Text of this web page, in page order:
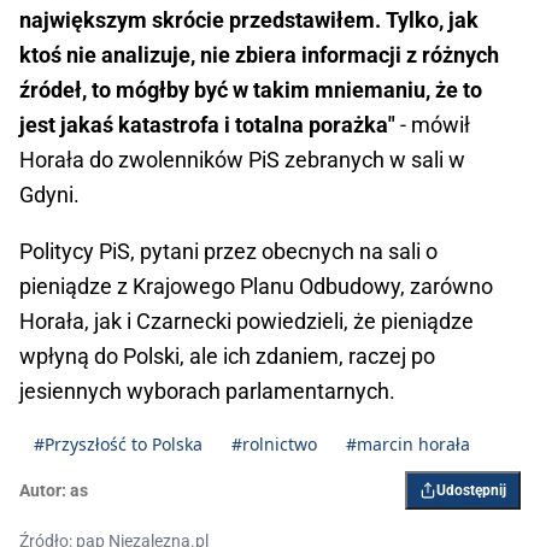
największym skrócie przedstawiłem. Tylko, jak
ktoś nie analizuje, nie zbiera informacji z różnych
źródeł, to mógłby być w takim mniemaniu, że to
jest jakaś katastrofa i totalna porażka"- mówił
Horała do zwolenników PiS zebranych w sali w
Gdyni.
Politycy PiS, pytani przez obecnych na sali o
pieniądze z Krajowego Planu Odbudowy, zarówno
Horała, jak i Czarnecki powiedzieli, że pieniądze
wpłyną do Polski, ale ich zdaniem, raczej po
jesiennych wyborach parlamentarnych.
#Przyszłość to Polska #rolnictwo #marcin horała
Autor: as Udostępnij
Źródło: pap Niezalezna.pl